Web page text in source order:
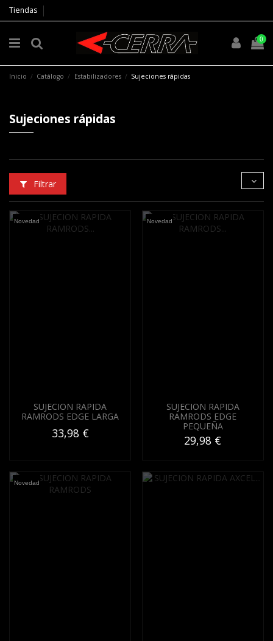
Tiendas
0
Inicio Catálogo Estabilizadores Sujeciones rápidas
Sujeciones rápidas
Filtrar
Novedad
SUJECION RAPIDA
RAMRODS EDGE LARGA
33,98 €
Novedad
SUJECION RAPIDA
RAMRODS EDGE
PEQUEÑA
29,98 €
Novedad